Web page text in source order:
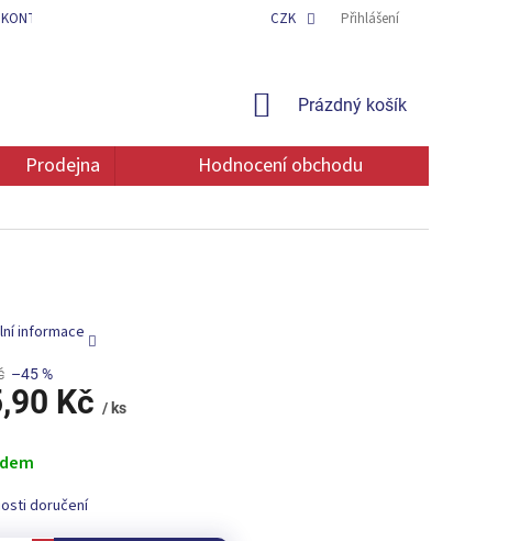
KONTAKT OCHRANA OSOBNÍCH ÚDAJŮCZK Přihlášení
NÁKUPNÍ
Prázdný košík
Prodejna Hodnocení obchodu
–45 %
Kč / ks
doručení
informace